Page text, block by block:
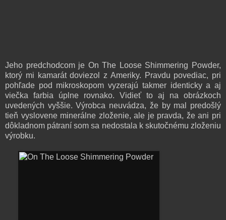
Jeho predchodcom je On The Loose Shimmering Powder,
ktorý mi kamarát doviezol z Ameriky. Pravdu povediac, pri
pohľade pod mikroskopom vyzerajú takmer identicky a aj
viečka farbia úplne rovnako. Vidieť to aj na obrázkoch
uvedených vyššie. Výrobca neuvádza, že by mal predošlý
tieň vyslovene minerálne zloženie, ale je pravda, že ani pri
dôkladnom pátraní som sa nedostala k skutočnému zloženiu
výrobku.